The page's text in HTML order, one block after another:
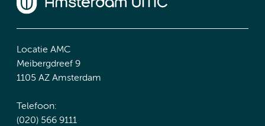
Locatie AMC
Meibergdreef 9
1105 AZ Amsterdam
Telefoon:
(020) 566 9111